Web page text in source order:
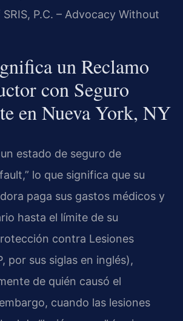
P.C. – Advocacy Without
un Reclamo
con Seguro
en Nueva York, NY
estado de seguro de
lo que significa que su
paga sus gastos médicos y
hasta el límite de su
contra Lesiones
por sus siglas en inglés),
de quién causó el
cuando las lesiones